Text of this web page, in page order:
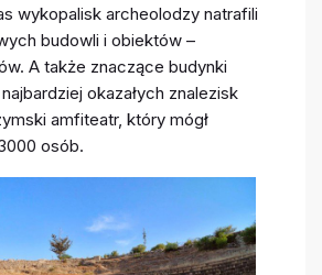
wykopalisk archeolodzy natrafili
budowli i obiektów –
A także znaczące budynki
okazałych znalezisk
amfiteatr, który mógł
osób.